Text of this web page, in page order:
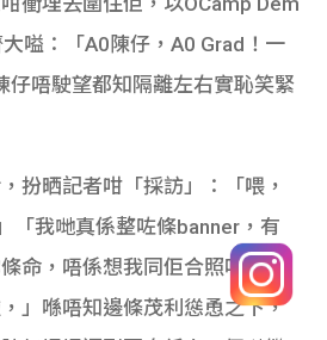
嗌：「A0陳仔，A0 Grad！一
仔唔駛望都知隔離左右實恥笑緊
扮晒記者咁「採訪」：「喂，
「我哋真係整咗條banner，有
命，唔係想我同佢合照呀？
，」喺唔知邊條茂利慫恿之下，